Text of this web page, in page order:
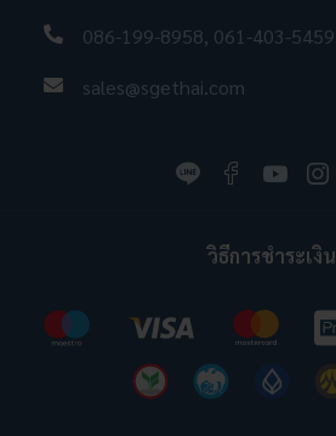
086-199-8958, 061-403-5459
sales@sgethai.com
วิธีการชำระเงิน